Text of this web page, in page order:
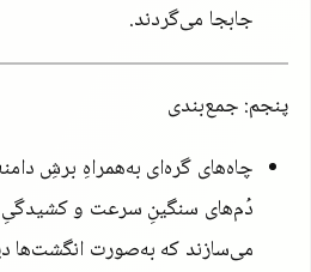
جابجا می‌گردند.
پنجم: جمع‌بندی
چاه‌های گره‌ای به‌همراهِ برشِ
دُم‌های سنگینِ سرعت و کشیدگیِ
می‌سازند که به‌صورت انگشت‌ها